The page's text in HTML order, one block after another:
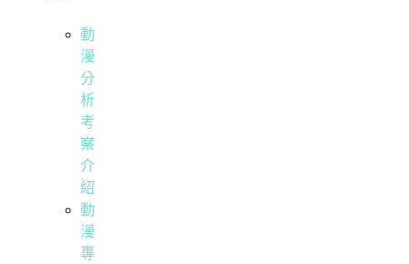
動
漫
分
析
考
察
介
紹
動
漫
專